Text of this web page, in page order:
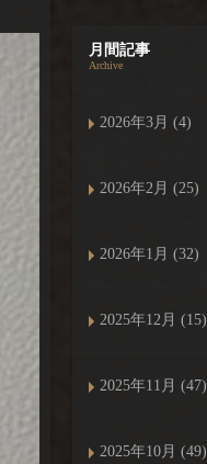
月間記事
Archive
2026年3月 (4)
2026年2月 (25)
2026年1月 (32)
2025年12月 (15)
2025年11月 (47)
2025年10月 (49)